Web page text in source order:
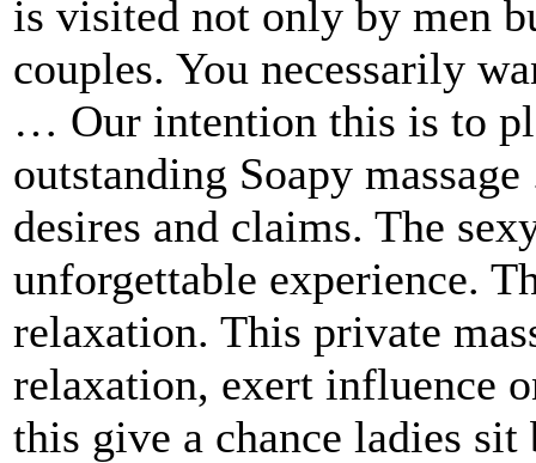
is visited not only by men
couples. You necessarily
… Our intention this is to
outstanding Soapy
desires and claims. The
unforgettable experience.
relaxation. This private
relaxation, exert influence
this give a chance ladies sit